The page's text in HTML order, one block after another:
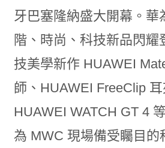
牙巴塞隆納盛大開幕。華
階、時尚、科技新品閃耀
技美學新作 HUAWEI
師、HUAWEI FreeClip 耳
HUAWEI WATCH GT 4
為 MWC 現場備受矚目的